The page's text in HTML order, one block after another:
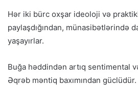
Hər iki bürc oxşar ideoloji və
paylaşdığından, münasibətlərində
yaşayırlar.
Buğa həddindən artıq sentimental
Əqrəb məntiq baxımından